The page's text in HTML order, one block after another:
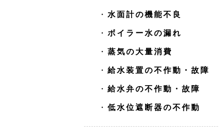
・ 水面計の機能不良
・ ボイラー水の漏れ
・ 蒸気の大量消費
・ 給水装置の不作動・故障
・ 給水弁の不作動・故障
・ 低水位遮断器の不作動